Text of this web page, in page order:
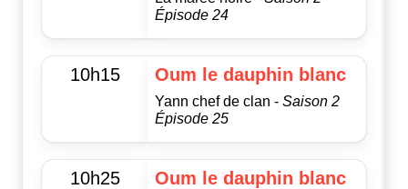
Épisode 24
10h15 Oum le dauphin blanc
Yann chef de clan - Saison 2
Épisode 25
10h25 Oum le dauphin blanc